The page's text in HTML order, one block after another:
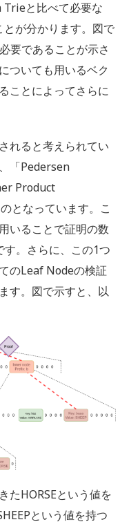
と比べて必要な
が分かります。図で
要であることが示さ
ついても用いるベク
ことによってさらに
れると考えられてい
「Pedersen
Product
となっています。こ
いることで証明の数
す。さらに、この1つ
のLeaf Nodeの検証
す。図で示すと、以
たHORSEという値を
という値を持つ